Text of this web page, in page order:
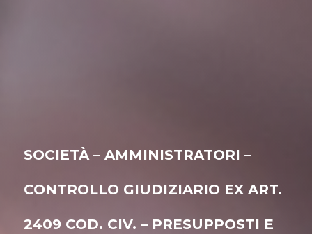
SOCIETÀ – AMMINISTRATORI –
CONTROLLO GIUDIZIARIO EX ART.
2409 COD. CIV. – PRESUPPOSTI E